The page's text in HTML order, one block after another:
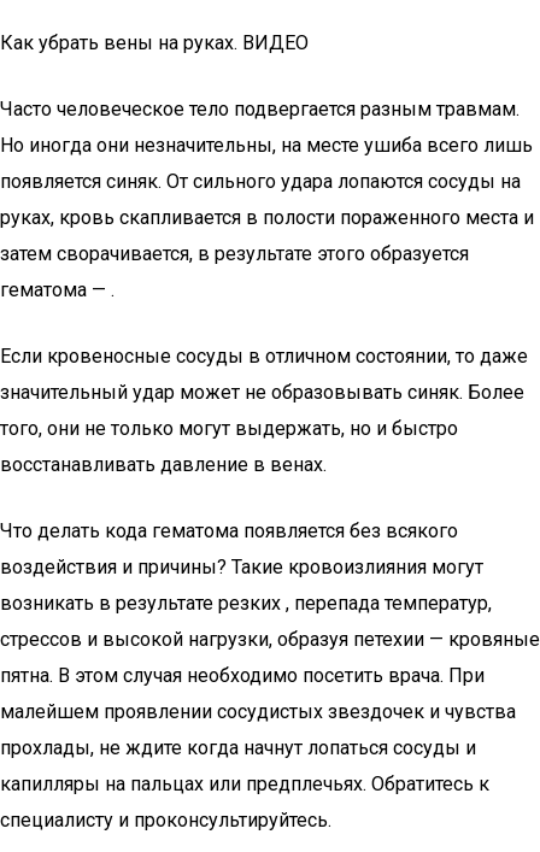
Как убрать вены на руках. ВИДЕО
Часто человеческое тело подвергается разным травмам.
Но иногда они незначительны, на месте ушиба всего лишь
появляется синяк. От сильного удара лопаются сосуды на
руках, кровь скапливается в полости пораженного места и
затем сворачивается, в результате этого образуется
гематома — .
Если кровеносные сосуды в отличном состоянии, то даже
значительный удар может не образовывать синяк. Более
того, они не только могут выдержать, но и быстро
восстанавливать давление в венах.
Что делать кода гематома появляется без всякого
воздействия и причины? Такие кровоизлияния могут
возникать в результате резких , перепада температур,
стрессов и высокой нагрузки, образуя петехии — кровяные
пятна. В этом случая необходимо посетить врача. При
малейшем проявлении сосудистых звездочек и чувства
прохлады, не ждите когда начнут лопаться сосуды и
капилляры на пальцах или предплечьях. Обратитесь к
специалисту и проконсультируйтесь.